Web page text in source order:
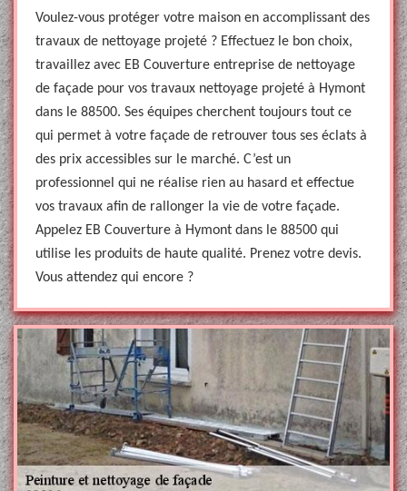
Voulez-vous protéger votre maison en accomplissant des
travaux de nettoyage projeté ? Effectuez le bon choix,
travaillez avec EB Couverture entreprise de nettoyage
de façade pour vos travaux nettoyage projeté à Hymont
dans le 88500. Ses équipes cherchent toujours tout ce
qui permet à votre façade de retrouver tous ses éclats à
des prix accessibles sur le marché. C’est un
professionnel qui ne réalise rien au hasard et effectue
vos travaux afin de rallonger la vie de votre façade.
Appelez EB Couverture à Hymont dans le 88500 qui
utilise les produits de haute qualité. Prenez votre devis.
Vous attendez qui encore ?